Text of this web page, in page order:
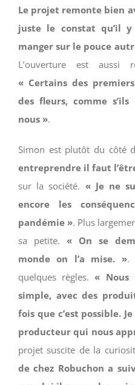
Le projet remonte bien
juste le constat qu’il
manger sur le pouce
L’ouverture est aussi
« Certains des
des fleurs, comme
nous ».
Simon est plutôt du côté
entreprendre il faut
sur la société. « Je ne
encore les
pandémie ». Plus
sa petite. « On se
monde on l’a mise. ».
quelques règles.« Nous
simple, avec des
fois que c’est possible.
producteur qui nous
projet suscite de la
de chez Robuchon a